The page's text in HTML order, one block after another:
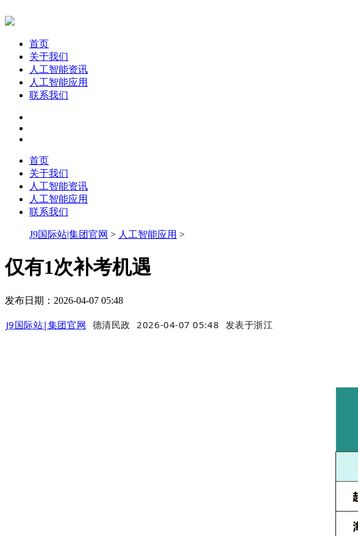
首页
关于我们
人工智能资讯
人工智能应用
联系我们
首页
关于我们
人工智能资讯
人工智能应用
联系我们
J9国际站|集团官网 > 人工智能应用 >
仅有1次补考机遇
发布日期：2026-04-07 05:48
J9国际站|集团官网 德清民政 2026-04-07 05:48 发表于浙江